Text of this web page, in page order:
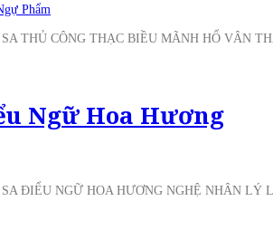
Phẩm
SA THỦ CÔNG THẠC BIỀU MÃNH HỔ VÂN
Ngữ Hoa Hương
SA ĐIỂU NGỮ HOA HƯƠNG NGHỆ NHÂN